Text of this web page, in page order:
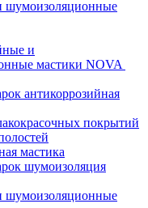
шумоизоляционные
и
мастики NOVA
антикоррозийная
покрытий
мастика
шумоизоляция
шумоизоляционные